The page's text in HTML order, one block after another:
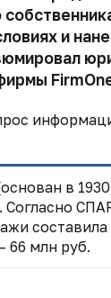
и
в
Согласно
составила
66 млн руб.